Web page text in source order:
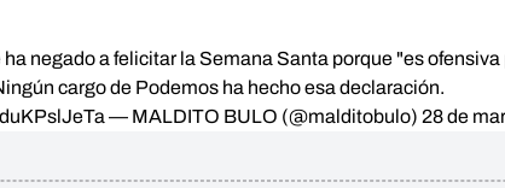
negado a felicitar la Semana Santa porque "es ofensiva
cargo de Podemos ha hecho esa declaración.
— MALDITO BULO (@malditobulo) 28 de